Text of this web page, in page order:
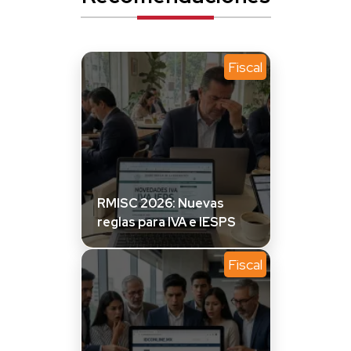
Fiscal
RMISC 2026: Nuevas
reglas para IVA e IESPS
Fiscal